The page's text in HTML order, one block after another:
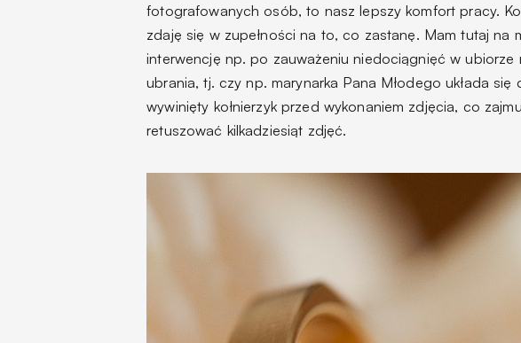
fotografowanych osób, to nasz lepszy komfort pracy.
zdaję się w zupełności na to, co zastanę. Mam tutaj na
interwencję np. po zauważeniu niedociągnięć w
ubrania, tj. czy np. marynarka Pana Młodego układa
wywinięty kołnierzyk przed wykonaniem zdjęcia, co
retuszować kilkadziesiąt zdjęć.